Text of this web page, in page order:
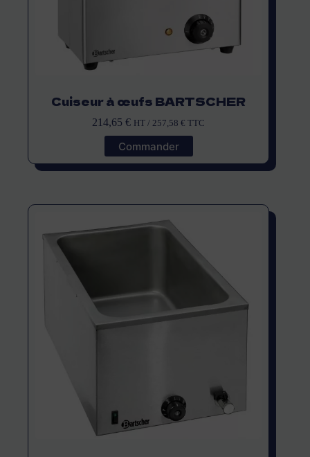
Cuiseur à œufs BARTSCHER
214,65€ HT /257,58€ TTC
Commander